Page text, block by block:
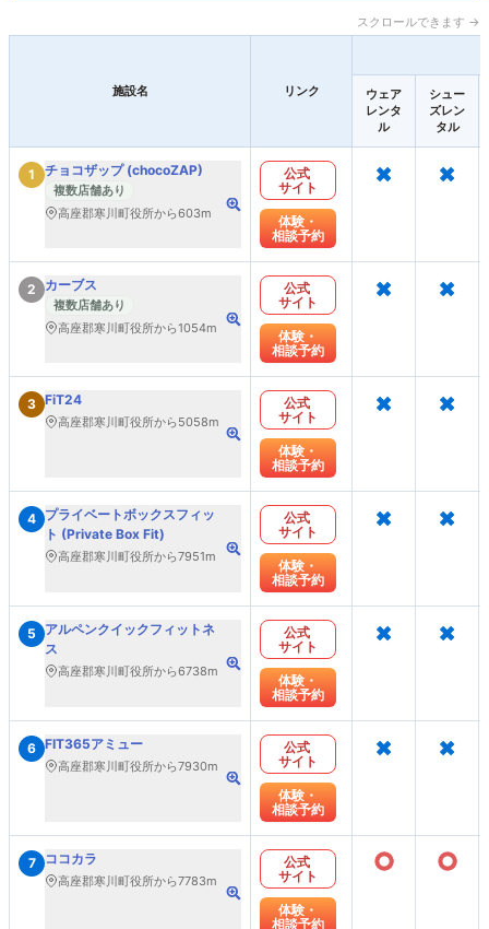
スクロールできます →
施設名 リンク
ウェア
レンタ
ル
シュー
ズレン
タル
1 チョコザップ (chocoZAP)
複数店舗あり
高座郡寒川町役所から603m
公式
サイト
体験・
相談予約
× ×
2 カーブス
複数店舗あり
高座郡寒川町役所から1054m
公式
サイト
体験・
相談予約
× ×
3 FiT24
高座郡寒川町役所から5058m
公式
サイト
体験・
相談予約
× ×
4 プライベートボックスフィッ
ト (Private Box Fit)
高座郡寒川町役所から7951m
公式
サイト
体験・
相談予約
× ×
5
アルペンクイックフィットネ
ス
高座郡寒川町役所から6738m
公式
サイト
体験・
相談予約
× ×
6 FIT365アミュー
高座郡寒川町役所から7930m
公式
サイト
体験・
相談予約
× ×
7 ココカラ
高座郡寒川町役所から7783m
公式
サイト
体験・
相談予約
○ ○